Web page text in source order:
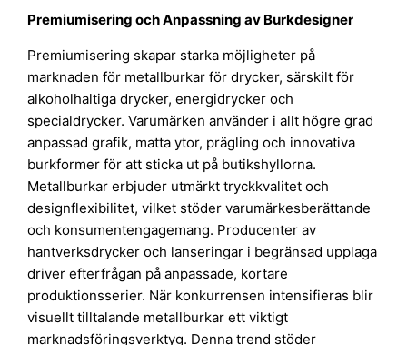
Premiumisering och Anpassning av Burkdesigner
Premiumisering skapar starka möjligheter på
marknaden för metallburkar för drycker, särskilt för
alkoholhaltiga drycker, energidrycker och
specialdrycker. Varumärken använder i allt högre grad
anpassad grafik, matta ytor, prägling och innovativa
burkformer för att sticka ut på butikshyllorna.
Metallburkar erbjuder utmärkt tryckkvalitet och
designflexibilitet, vilket stöder varumärkesberättande
och konsumentengagemang. Producenter av
hantverksdrycker och lanseringar i begränsad upplaga
driver efterfrågan på anpassade, kortare
produktionsserier. När konkurrensen intensifieras blir
visuellt tilltalande metallburkar ett viktigt
marknadsföringsverktyg. Denna trend stöder